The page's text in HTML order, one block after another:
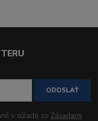
ODOSLAŤ
v súlade so Zásadami